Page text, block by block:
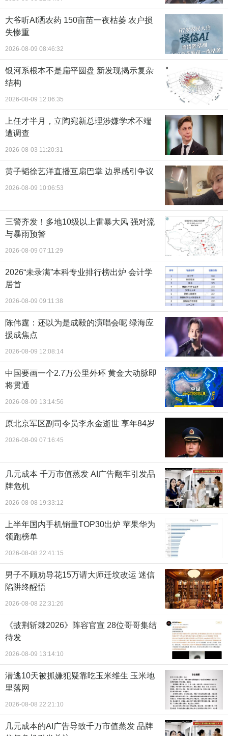
大爷听AI洒农药 150亩苗一夜枯萎 农户损
失惨重
2026-08-09 08:46:32
银河系根本不是扁平圆盘 新发现揭示复杂
结构
2026-08-09 12:06:35
上任才半月，立陶宛新总理涉嫌学术不端
遭调查
2026-08-03 11:20:31
黄子韬徐艺洋直播互扇巴掌 边界感引争议
2026-08-09 10:06:53
三警齐发！多地10级以上雷暴大风 强对流
与暴雨预警
2026-08-09 07:11:29
2026“未录满”本科专业排行榜出炉 会计学
居首
2026-08-09 09:11:38
陈伟霆：还以为是成毅的演唱会呢 绿海应
援成焦点
2026-08-09 12:08:14
中国要画一个2.7万公里外环 黄金大动脉即
将贯通
2026-08-09 13:14:56
原北京军区副司令员李永金逝世 享年84岁
2026-08-09 07:16:45
几元成本 千万市值蒸发 AI广告翻车引发品
牌危机
2026-08-08 19:33:12
上半年国内手机销量TOP30出炉 苹果华为
领跑榜单
2026-08-08 22:41:15
男子不顾劝导花15万请大师迁坟改运 迷信
陷阱终醒悟
2026-08-08 22:31:26
《披荆斩棘2026》阵容官宣 28位哥哥集结
待发
2026-08-09 13:14:10
潜逃10天被抓嫌犯疑靠吃玉米维生 玉米地
里落网
2026-08-08 22:21:10
几元成本的AI广告导致千万市值蒸发 品牌